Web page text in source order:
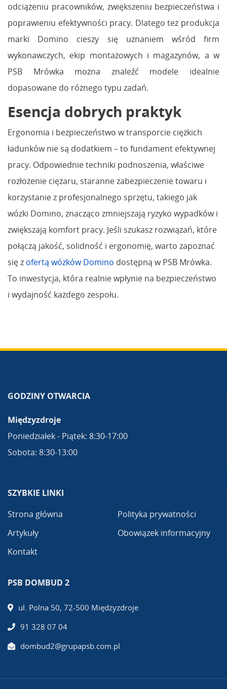
odciążeniu pracowników, zwiększeniu bezpieczeństwa i
poprawieniu efektywności pracy. Dlatego też produkcja
marki Domino cieszy się uznaniem wśród firm
wykonawczych, ekip montażowych i magazynów, a w
PSB Mrówka można znaleźć modele idealnie
dopasowane do różnego typu zadań.
Esencja dobrych praktyk
Ergonomia i bezpieczeństwo w transporcie ciężkich
ładunków nie są dodatkiem – to fundament efektywnej
pracy. Odpowiednie techniki podnoszenia, właściwe
rozłożenie ciężaru, staranne zabezpieczenie towaru i
korzystanie z profesjonalnego sprzętu, takiego jak
wózki Domino, znacząco zmniejszają ryzyko wypadków i
zwiększają komfort pracy. Jeśli szukasz rozwiązań, które
połączą jakość, solidność i ergonomię, warto zapoznać
się z ofertą wózków Domino dostępną w PSB Mrówka.
To inwestycja, która realnie wpłynie na bezpieczeństwo
i wydajność każdego zespołu.
GODZINY OTWARCIA
Międzyzdroje
Poniedziałek - Piątek: 8:30-17:00
Sobota: 8:30-13:00
SZYBKIE LINKI
Strona główna
Artykuły
Kontakt
Polityka prywatności
Obowiązek informacyjny
PSB DOMBUD 2
ul. Polna 50, 72-500 Międzyzdroje
91 328 07 04
dombud2@grupapsb.com.pl